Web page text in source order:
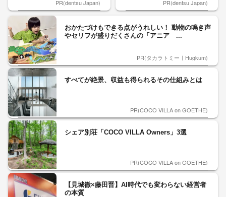
PR(dentsu Japan) PR(dentsu Japan)
おかたづけもできる点がうれしい！ 動物の鳴き声
やセリフが盛りだくさんの「アニア ...
PR(タカラトミー｜Hugkum)
すべてが絶景、収益も得られるその仕組みとは
PR(COCO VILLA on GOETHE)
シェア別荘「COCO VILLA Owners」3選
PR(COCO VILLA on GOETHE)
【見城徹×藤田晋】AI時代でも変わらない経営者
の本質